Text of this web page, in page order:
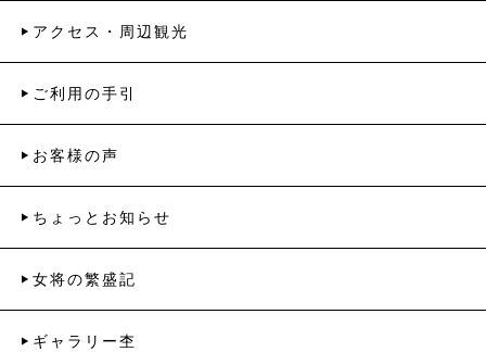
アクセス・周辺観光
ご利用の手引
お客様の声
ちょっとお知らせ
女将の繁盛記
ギャラリー杢